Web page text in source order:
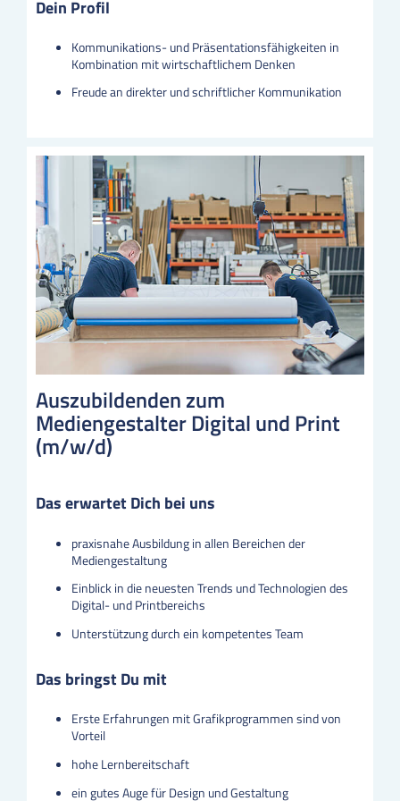
Dein Profil
Kommunikations- und Präsentationsfähigkeiten in
Kombination mit wirtschaftlichem Denken
Freude an direkter und schriftlicher Kommunikation
Auszubildenden zum
Mediengestalter Digital und Print
(m/w/d)
Das erwartet Dich bei uns
praxisnahe Ausbildung in allen Bereichen der
Mediengestaltung
Einblick in die neuesten Trends und Technologien des
Digital- und Printbereichs
Unterstützung durch ein kompetentes Team
Das bringst Du mit
Erste Erfahrungen mit Grafikprogrammen sind von
Vorteil
hohe Lernbereitschaft
ein gutes Auge für Design und Gestaltung